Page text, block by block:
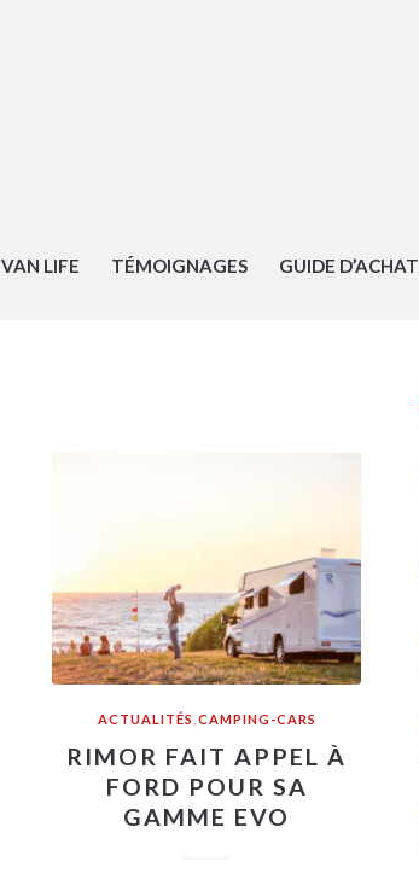
VAN LIFE TÉMOIGNAGES GUIDE D’ACHAT
ACTUALITÉS CAMPING-CARS
RIMOR FAIT APPEL À
FORD POUR SA
GAMME EVO